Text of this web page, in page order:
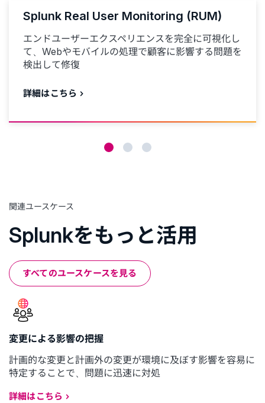
Splunk Real User Monitoring (RUM)
エンドユーザーエクスペリエンスを完全に可視化し
て、Webやモバイルの処理で顧客に影響する問題を
検出して修復
詳細はこちら
関連ユースケース
Splunkをもっと活用
すべてのユースケースを見る
変更による影響の把握
計画的な変更と計画外の変更が環境に及ぼす影響を容易に
特定することで、問題に迅速に対処
詳細はこちら